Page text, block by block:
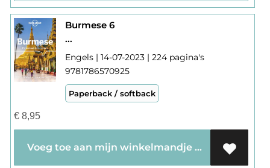
Burmese 6
...
Engels | 14-07-2023 | 224 pagina's
9781786570925
Paperback / softback
€8,95
Voeg toe aan mijn winkelmandje